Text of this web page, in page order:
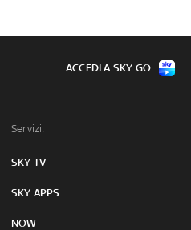
Servizi:
SKY TV
SKY APPS
NOW
ACCEDI A SKY GO